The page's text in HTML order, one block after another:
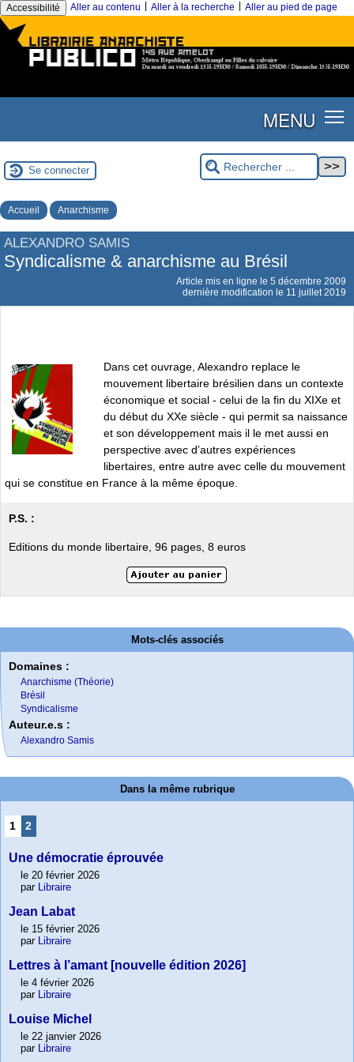
Accessibilité Aller au contenu Aller à la recherche Aller au pied de page
MENU
Se connecter
Accueil Anarchisme
ALEXANDRO SAMIS
Syndicalisme & anarchisme au Brésil
Article mis en ligne le 5 décembre 2009
dernière modification le 11 juillet 2019
Dans cet ouvrage, Alexandro replace le
mouvement libertaire brésilien dans un contexte
économique et social - celui de la fin du XIXe et
du début du XXe siècle - qui permit sa naissance
et son développement mais il le met aussi en
perspective avec d’autres expériences
libertaires, entre autre avec celle du mouvement
qui se constitue en France à la même époque.
P.S. :
Editions du monde libertaire, 96 pages, 8 euros
Mots-clés associés
Domaines :
Anarchisme (Théorie)
Brésil
Syndicalisme
Auteur.e.s :
Alexandro Samis
Dans la même rubrique
1 2
Une démocratie éprouvée
le 20 février 2026
par Libraire
Jean Labat
le 15 février 2026
par Libraire
Lettres à l’amant [nouvelle édition 2026]
le 4 février 2026
par Libraire
Louise Michel
le 22 janvier 2026
par Libraire